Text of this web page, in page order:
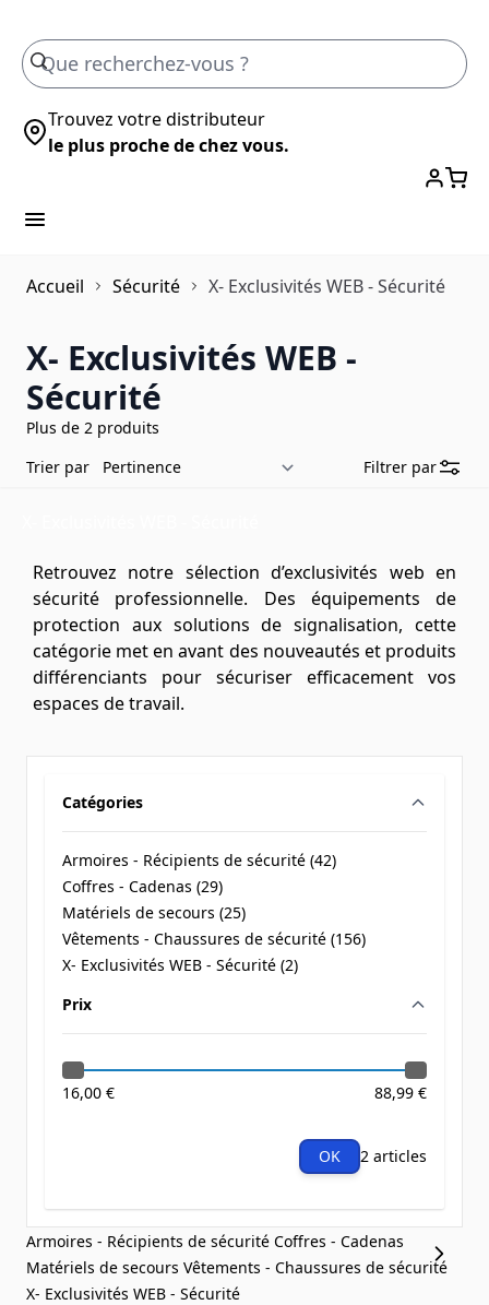
Trouvez votre distributeur
le plus proche de chez vous.
Accueil Sécurité X- Exclusivités WEB - Sécurité
X- Exclusivités WEB -
Sécurité
Plus de 2 produits
Trier par
Filtrer par
Retrouvez notre sélection d’exclusivités web en
sécurité professionnelle. Des équipements de
protection aux solutions de signalisation, cette
catégorie met en avant des nouveautés et produits
différenciants pour sécuriser efficacement vos
espaces de travail.
Catégories
Armoires - Récipients de sécurité (42
products available
)
Coffres - Cadenas (29
products available
)
Matériels de secours (25
products available
)
Vêtements - Chaussures de sécurité (156
products available
)
X- Exclusivités WEB - Sécurité (2
products available
)
Prix
16,00 € 88,99 €
OK 2 articles
Armoires - Récipients de sécurité Coffres - Cadenas
Matériels de secours Vêtements - Chaussures de sécurité
X- Exclusivités WEB - Sécurité